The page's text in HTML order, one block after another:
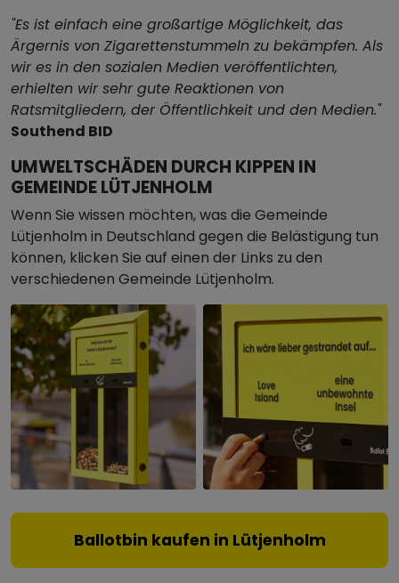
"Es ist einfach eine großartige Möglichkeit, das
Ärgernis von Zigarettenstummeln zu bekämpfen. Als
wir es in den sozialen Medien veröffentlichten,
erhielten wir sehr gute Reaktionen von
Ratsmitgliedern, der Öffentlichkeit und den Medien."
Southend BID
UMWELTSCHÄDEN DURCH KIPPEN IN
GEMEINDE LÜTJENHOLM
Wenn Sie wissen möchten, was die Gemeinde
Lütjenholm in Deutschland gegen die Belästigung tun
können, klicken Sie auf einen der Links zu den
verschiedenen Gemeinde Lütjenholm.
Ballotbin kaufen in Lütjenholm